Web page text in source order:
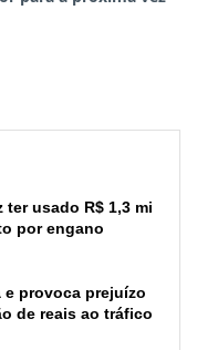
usado R$ 1,3 mi
por engano
e provoca prejuízo
de reais ao tráfico